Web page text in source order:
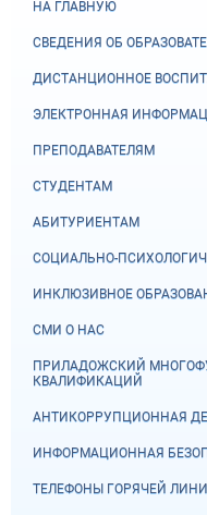
НА ГЛАВНУЮ
СВЕДЕНИЯ ОБ
ДИСТАНЦИОННОЕ
ЭЛЕКТРОННАЯ
ПРЕПОДАВАТЕЛЯМ
СТУДЕНТАМ
АБИТУРИЕНТАМ
СОЦИАЛЬНО-
ИНКЛЮЗИВНОЕ
СМИ О НАС
ПРИЛАДОЖСКИЙ
КВАЛИФИКАЦИЙ
АНТИКОРРУПЦИОННАЯ
ИНФОРМАЦИОННАЯ
ТЕЛЕФОНЫ ГОРЯЧЕЙ